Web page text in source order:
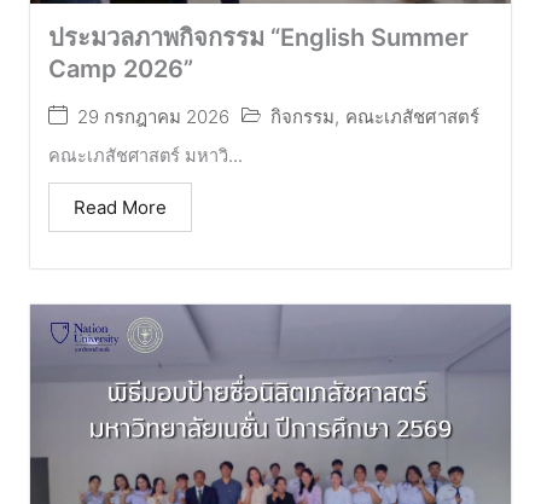
ประมวลภาพกิจกรรม “English Summer
Camp 2026”
29 กรกฎาคม 2026 กิจกรรม, คณะเภสัชศาสตร์
คณะเภสัชศาสตร์ มหาวิ...
Read More